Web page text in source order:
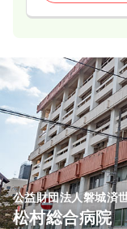
公益財団法人磐城済
松村総合病院